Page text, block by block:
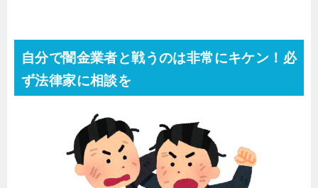
自分で闇金業者と戦うのは非常にキケン！必
ず法律家に相談を